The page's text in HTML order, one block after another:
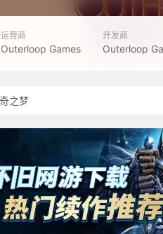
运营商
Outerloop Games
开发商
Outerloop